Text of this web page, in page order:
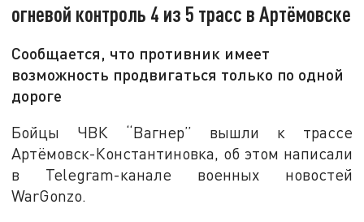
огневой контроль 4 из 5 трасс в Артёмовске
Сообщается, что противник имеет
возможность продвигаться только по одной
дороге
Бойцы ЧВК “Вагнер” вышли к трассе
Артёмовск-Константиновка, об этом написали
в Telegram-канале военных новостей
WarGonzo.